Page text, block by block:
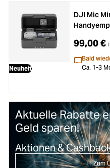
Loading... SALE
Loading...
Neuheit
DJI Mic
99,00 €
Bald
Ca. 1-3
Aktuelle Rabatte
Geld sparen!
Aktionen &
Zum